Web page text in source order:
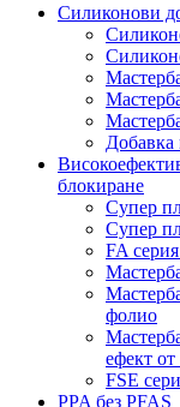
Силиконови
Добавка
блокиране
Супер
Супер
FA
фолио
ефект от
FSE
PPA без PFAS